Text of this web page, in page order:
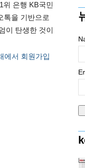
은행 KB국민
톡을 기반으로
이 탄생한 것이
에서 회원가입